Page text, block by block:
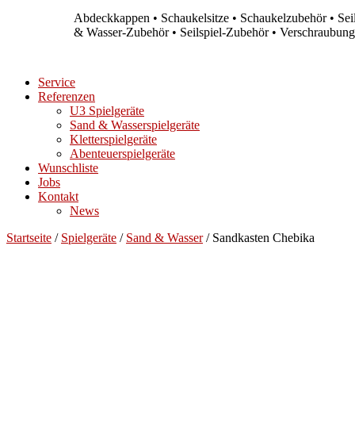
Abdeckkappen • Schaukelsitze • Schaukelzubehör •
& Wasser-Zubehör • Seilspiel-Zubehör •
Service
Referenzen
U3 Spielgeräte
Sand & Wasserspielgeräte
Kletterspielgeräte
Abenteuerspielgeräte
Wunschliste
Jobs
Kontakt
News
Startseite / Spielgeräte / Sand & Wasser/ Sandkasten Chebika